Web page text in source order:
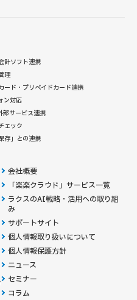
計ソフト連携
理
ード・ プリペイドカード連携
ン対応
部サービス連携
ェック
存」との連携
会社概要
「楽楽クラウド」サービス一覧
ラクスのAI戦略・活用への取り組
み
サポートサイト
個人情報取り扱いについて
個人情報保護方針
ニュース
セミナー
コラム